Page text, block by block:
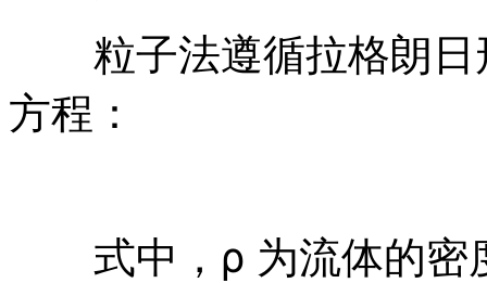
粒子法遵循拉格朗日
方程：
式中，ρ 为流体的密